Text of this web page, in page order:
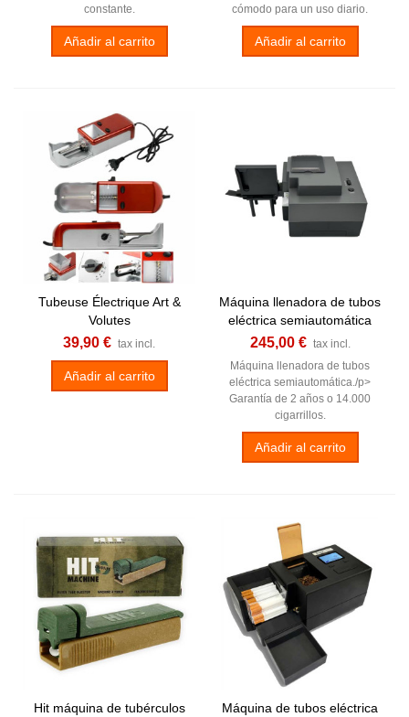
constante.
Añadir al carrito
cómodo para un uso diario.
Añadir al carrito
Tubeuse Électrique Art &
Volutes
39,90 € tax incl.
Añadir al carrito
Máquina llenadora de tubos
eléctrica semiautomática
245,00 € tax incl.
Máquina llenadora de tubos
eléctrica semiautomática./p>
Garantía de 2 años o 14.000
cigarrillos.
Añadir al carrito
Hit máquina de tubérculos
Máquina de tubos eléctrica